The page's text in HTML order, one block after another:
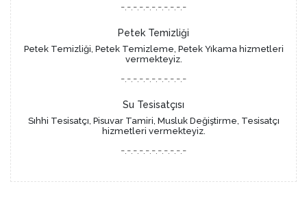
-.-.-.-.-.-.-.-.-.-.-
Petek Temizliği
Petek Temizliği, Petek Temizleme, Petek Yıkama hizmetleri
vermekteyiz.
-.-.-.-.-.-.-.-.-.-.-
Su Tesisatçısı
Sıhhi Tesisatçı, Pisuvar Tamiri, Musluk Değiştirme, Tesisatçı
hizmetleri vermekteyiz.
-.-.-.-.-.-.-.-.-.-.-